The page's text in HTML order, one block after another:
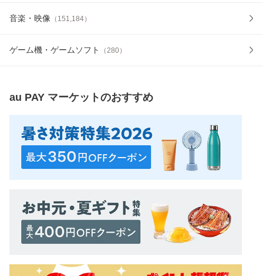
音楽・映像 （ 151,184）
ゲーム機・ゲームソフト （280）
au PAY マーケットのおすすめ